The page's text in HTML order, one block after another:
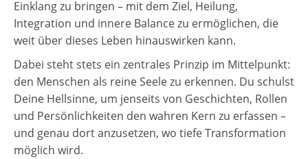
Einklang zu bringen – mit dem Ziel, Heilung,
Integration und innere Balance zu ermöglichen, die
weit über dieses Leben hinauswirken kann.
Dabei steht stets ein zentrales Prinzip im Mittelpunkt:
den Menschen als reine Seele zu erkennen. Du schulst
Deine Hellsinne, um jenseits von Geschichten, Rollen
und Persönlichkeiten den wahren Kern zu erfassen –
und genau dort anzusetzen, wo tiefe Transformation
möglich wird.